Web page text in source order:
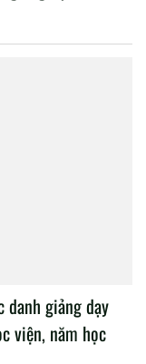
danh giảng dạy
viện, năm học